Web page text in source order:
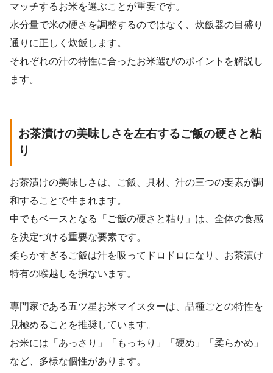
マッチするお米を選ぶことが重要です。
水分量で米の硬さを調整するのではなく、炊飯器の目盛り
通りに正しく炊飯します。
それぞれの汁の特性に合ったお米選びのポイントを解説し
ます。
お茶漬けの美味しさを左右するご飯の硬さと粘
り
お茶漬けの美味しさは、ご飯、具材、汁の三つの要素が調
和することで生まれます。
中でもベースとなる「ご飯の硬さと粘り」は、全体の食感
を決定づける重要な要素です。
柔らかすぎるご飯は汁を吸ってドロドロになり、お茶漬け
特有の喉越しを損ないます。
専門家である五ツ星お米マイスターは、品種ごとの特性を
見極めることを推奨しています。
お米には「あっさり」「もっちり」「硬め」「柔らかめ」
など、多様な個性があります。